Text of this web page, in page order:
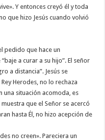
Y entonces creyó él y toda
que hizo Jesús cuando volvió
pedido que hace un
a curar a su hijo”. El señor
a distancia”. Jesús se
Herodes, no lo rechaza
una situación acomoda, es
que el Señor se acercó
hasta Él, no hizo acepción de
no creen». Pareciera un